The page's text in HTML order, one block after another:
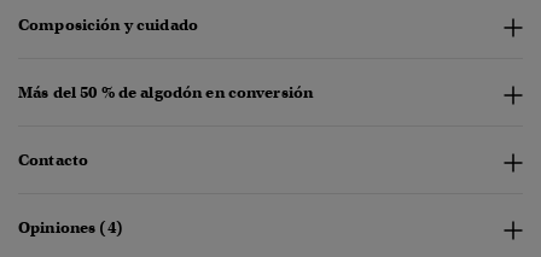
Composición y cuidado
Más del 50 % de algodón en conversión
Contacto
Opiniones (4)